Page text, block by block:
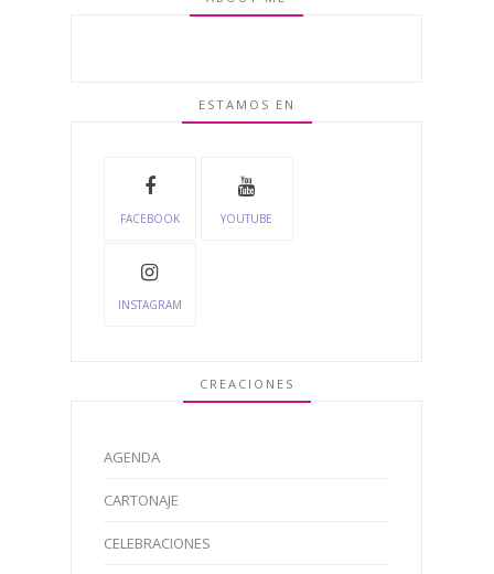
ESTAMOS EN
FACEBOOK YOUTUBE
INSTAGRAM
CREACIONES
AGENDA
CARTONAJE
CELEBRACIONES